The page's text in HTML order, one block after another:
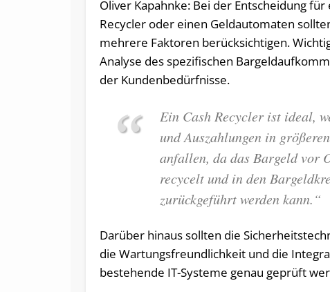
Oliver Kapahnke: Bei der Entscheidung für
Recycler oder einen Geldautomaten
mehrere Faktoren berücksichtigen.
Analyse des spezifischen
der Kundenbedürfnisse.
Ein Cash Recycler ist ideal,
und Auszahlungen in
anfallen, da das Bargeld vor
recycelt und in den
zurückgeführt werden kann.“
Darüber hinaus sollten die
die Wartungsfreundlichkeit und die
bestehende IT-Systeme genau geprüft